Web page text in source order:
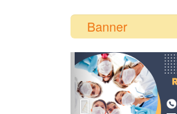
Banner
Previous